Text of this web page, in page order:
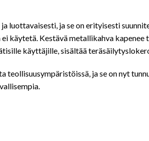
ja se on erityisesti
Kestävä metallikahva kapenee
käyttäjille, sisältää
teollisuusympäristöissä, ja se on nyt